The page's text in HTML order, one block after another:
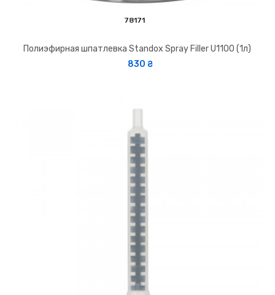
78171
Полиэфирная шпатлевка Standox Spray Filler U1100 (1л)
830 ₴